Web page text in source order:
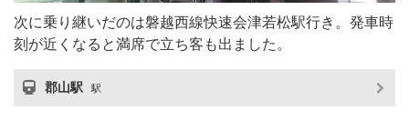
次に乗り継いだのは磐越西線快速会津若松駅行き。発車時
刻が近くなると満席で立ち客も出ました。
郡山駅 駅